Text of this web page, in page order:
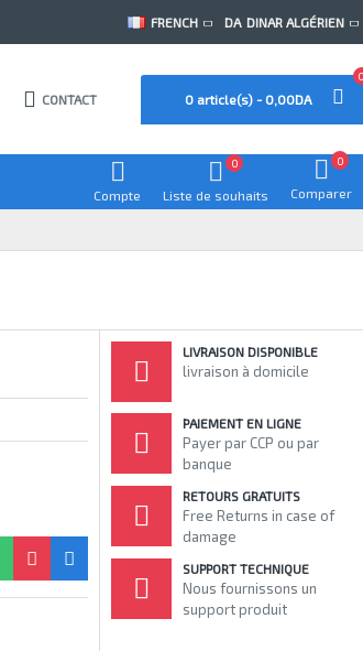
FRENCH DA DINAR ALGÉRIEN
CONTACT 0 article(s) - 0,00DA
Compte Liste de souhaits
0
Comparer
0
LIVRAISON DISPONIBLE
livraison à domicile
PAIEMENT EN LIGNE
Payer par CCP ou par
banque
RETOURS GRATUITS
Free Returns in case of
damage
SUPPORT TECHNIQUE
Nous fournissons un
support produit